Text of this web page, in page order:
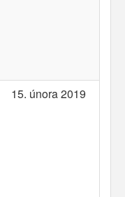
15. února 2019